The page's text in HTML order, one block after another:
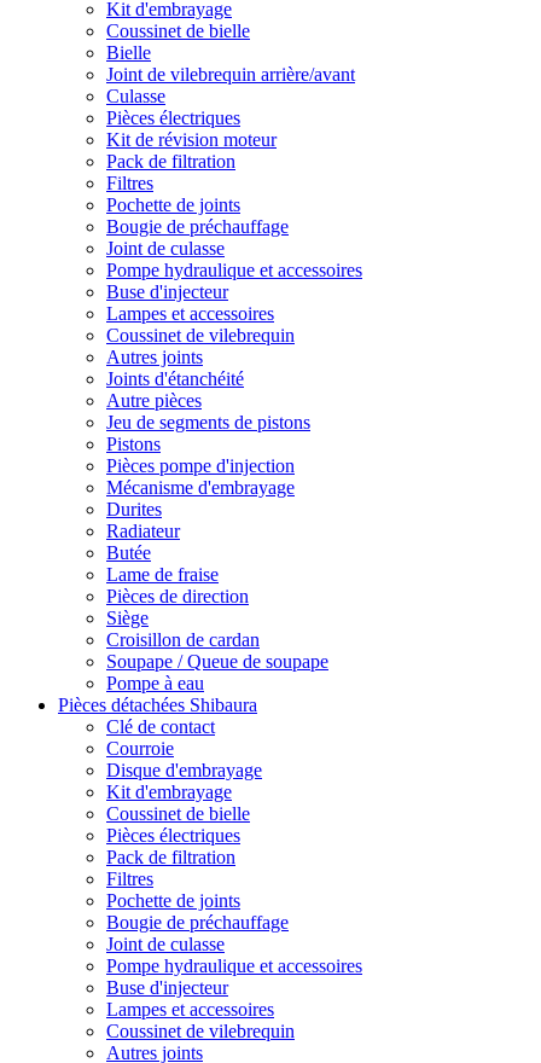
Kit d'embrayage
Coussinet de bielle
Bielle
Joint de vilebrequin arrière/avant
Culasse
Pièces électriques
Kit de révision moteur
Pack de filtration
Filtres
Pochette de joints
Bougie de préchauffage
Joint de culasse
Pompe hydraulique et accessoires
Buse d'injecteur
Lampes et accessoires
Coussinet de vilebrequin
Autres joints
Joints d'étanchéité
Autre pièces
Jeu de segments de pistons
Pistons
Pièces pompe d'injection
Mécanisme d'embrayage
Durites
Radiateur
Butée
Lame de fraise
Pièces de direction
Siège
Croisillon de cardan
Soupape / Queue de soupape
Pompe à eau
Pièces détachées Shibaura
Clé de contact
Courroie
Disque d'embrayage
Kit d'embrayage
Coussinet de bielle
Pièces électriques
Pack de filtration
Filtres
Pochette de joints
Bougie de préchauffage
Joint de culasse
Pompe hydraulique et accessoires
Buse d'injecteur
Lampes et accessoires
Coussinet de vilebrequin
Autres joints